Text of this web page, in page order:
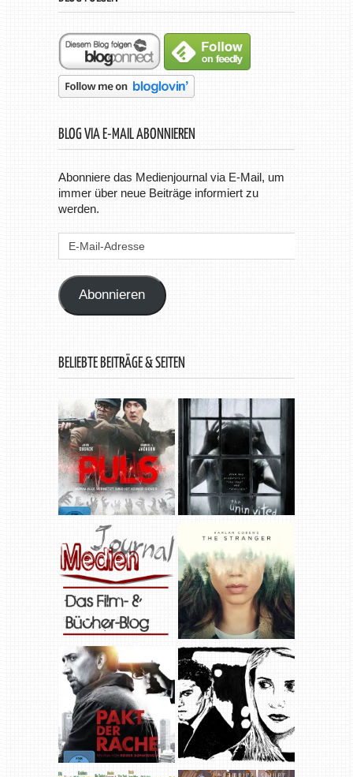
BLOG VIA E-MAIL ABONNIEREN
Abonniere das Medienjournal via E-Mail, um
immer über neue Beiträge informiert zu
werden.
Abonnieren
BELIEBTE BEITRÄGE & SEITEN